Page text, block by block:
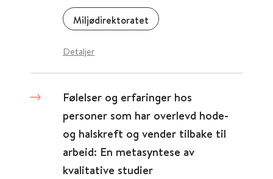
Miljødirektoratet
Detaljer
Følelser og erfaringer hos
personer som har overlevd hode-
og halskreft og vender tilbake til
arbeid: En metasyntese av
kvalitative studier